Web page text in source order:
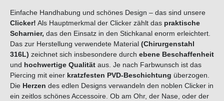
Einfache Handhabung und schönes Design – das sind unsere
Clicker! Als Hauptmerkmal der Clicker zählt das praktische
Scharnier, das den Einsatz in den Stichkanal enorm erleichtert.
Das zur Herstellung verwendete Material (Chirurgenstahl
316L) zeichnet sich insbesondere durch ebene Beschaffenheit
und hochwertige Qualität aus. Je nach Farbwunsch ist das
Piercing mit einer kratzfesten PVD-Beschichtung überzogen.
Die Herzen des edlen Designs verwandeln den noblen Clicker in
ein zeitlos schönes Accessoire. Ob am Ohr, der Nase, oder der